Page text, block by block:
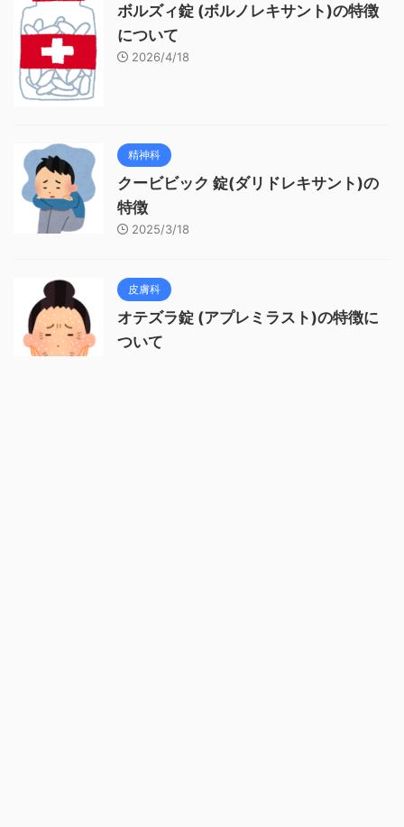
ボルズィ錠 (ボルノレキサント)の特徴
について
2026/4/18
精神科
クービビック 錠(ダリドレキサント)の
特徴
2025/3/18
皮膚科
オテズラ錠 (アプレミラスト)の特徴に
ついて